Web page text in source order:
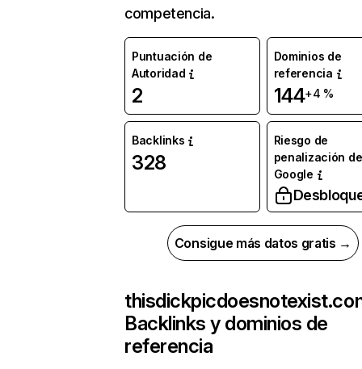
competencia.
Puntuación de
Autoridad
2
Dominios de
referencia
144+4 %
Backlinks
328
Riesgo de
penalización de
Google
Consigue más datos gratis →
Backlinks y dominios de
referencia